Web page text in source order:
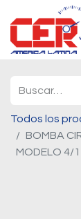
Todos los
BOMBA
MODELO 4/